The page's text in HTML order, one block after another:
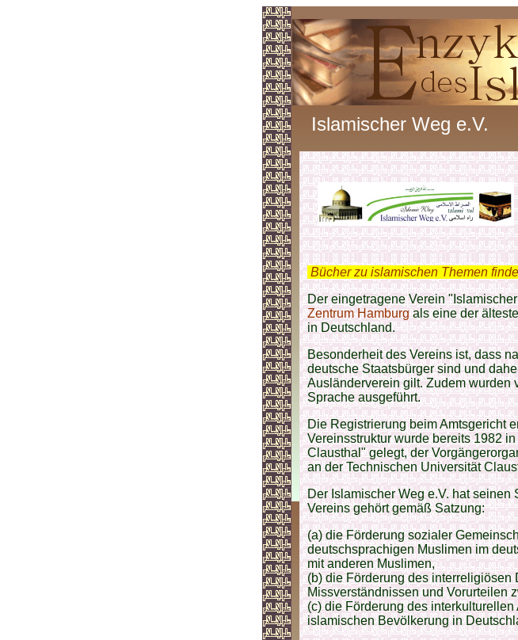
Islamischer Weg e.V.
Bücher zu islamischen Themen
Der eingetragene Verein
Zentrum Hamburgals eine der
in Deutschland.
Besonderheit des Vereins ist, dass
deutsche Staatsbürger sind und
Ausländerverein gilt. Zudem wurden
Sprache ausgeführt.
Die Registrierung beim Amtsgericht
Vereinsstruktur wurde bereits 1982
Clausthal" gelegt, der
an der Technischen Universität
Der Islamischer Weg e.V. hat
Vereins gehört gemäß Satzung:
(a) die Förderung sozialer
deutschsprachigen Muslimen im
mit anderen Muslimen,
(b) die Förderung des interreligiösen
Missverständnissen und Vorurteilen
(c) die Förderung des
islamischen Bevölkerung in